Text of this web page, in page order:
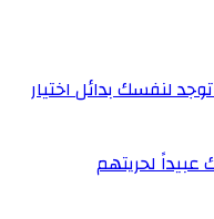
لنفسك بدائل اختيار
عبيداً لحريتهم